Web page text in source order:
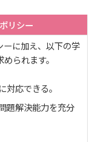
リシー
ーに加え、以下の学
られます。
対応できる。
題解決能力を充分